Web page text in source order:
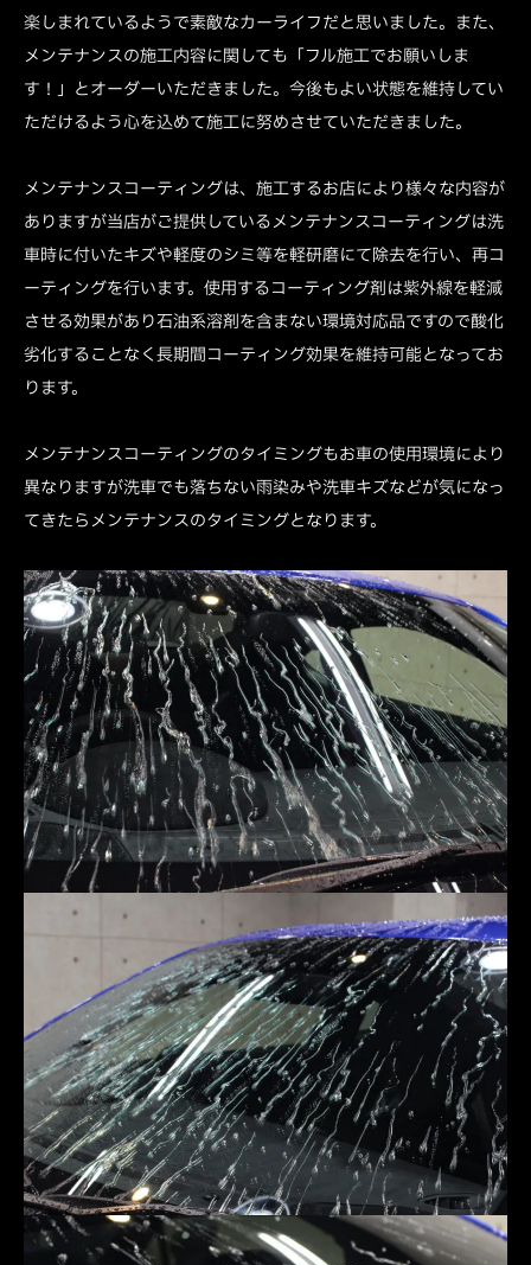
楽しまれているようで素敵なカーライフだと思いました。また、
メンテナンスの施工内容に関しても「フル施工でお願いしま
す！」とオーダーいただきました。今後もよい状態を維持してい
ただけるよう心を込めて施工に努めさせていただきました。
メンテナンスコーティングは、施工するお店により様々な内容が
ありますが当店がご提供しているメンテナンスコーティングは洗
車時に付いたキズや軽度のシミ等を軽研磨にて除去を行い、再コ
ーティングを行います。使用するコーティング剤は紫外線を軽減
させる効果があり石油系溶剤を含まない環境対応品ですので酸化
劣化することなく長期間コーティング効果を維持可能となってお
ります。
メンテナンスコーティングのタイミングもお車の使用環境により
異なりますが洗車でも落ちない雨染みや洗車キズなどが気になっ
てきたらメンテナンスのタイミングとなります。